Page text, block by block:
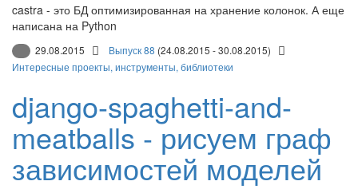
castra - это БД оптимизированная на хранение колонок. А еще
написана на Python
29.08.2015 Выпуск 88 (24.08.2015 - 30.08.2015)
Интересные проекты, инструменты, библиотеки
django-spaghetti-and-
meatballs - рисуем граф
зависимостей моделей